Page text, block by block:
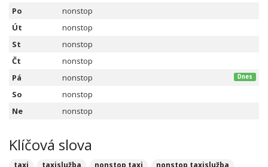
Po
nonstop
Út
nonstop
St
nonstop
Čt
nonstop
Pá
nonstop Dnes
So
nonstop
Ne
nonstop
Klíčová slova
taxi taxislužba nonstop taxi
nonstop taxislužba